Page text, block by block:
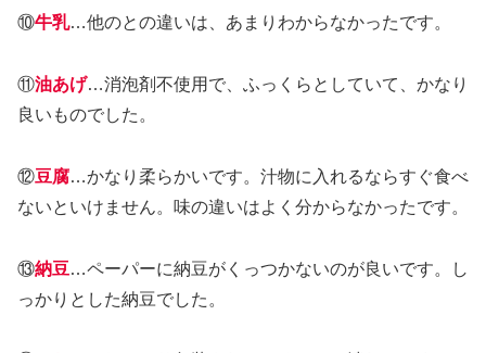
⑩牛乳…他のとの違いは、あまりわからなかったです。
⑪油あげ…消泡剤不使用で、ふっくらとしていて、かなり
良いものでした。
⑫豆腐…かなり柔らかいです。汁物に入れるならすぐ食べ
ないといけません。味の違いはよく分からなかったです。
⑬納豆…ペーパーに納豆がくっつかないのが良いです。し
っかりとした納豆でした。